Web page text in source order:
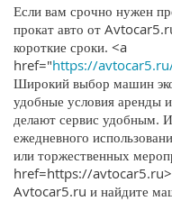
Если вам срочно нужен
прокат авто от
короткие сроки. <a
href="https://
Широкий выбор машин
удобные условия аренды
делают сервис удобным.
ежедневного
или торжественных
href=https://avtocar5.ru>
Avtocar5.ru и найдите